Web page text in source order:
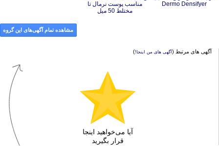
Dermo Densifyer
مختلط 50 میل
مشاهده تمام آگهی‌های این گروه
آگهی های مرتبط (آگهی های من اینجا!)
آیا می‌خواهید اینجا
قرار بگیرید